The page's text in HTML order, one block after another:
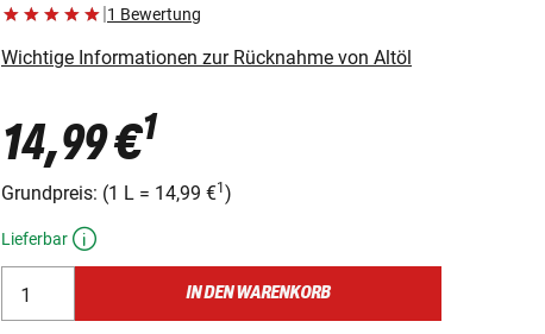
|1 Bewertung
Wichtige Informationen zur Rücknahme von Altöl
14,99 €1
Grundpreis: (1 L = 14,99 €1)
Lieferbar
IN DEN WARENKORB